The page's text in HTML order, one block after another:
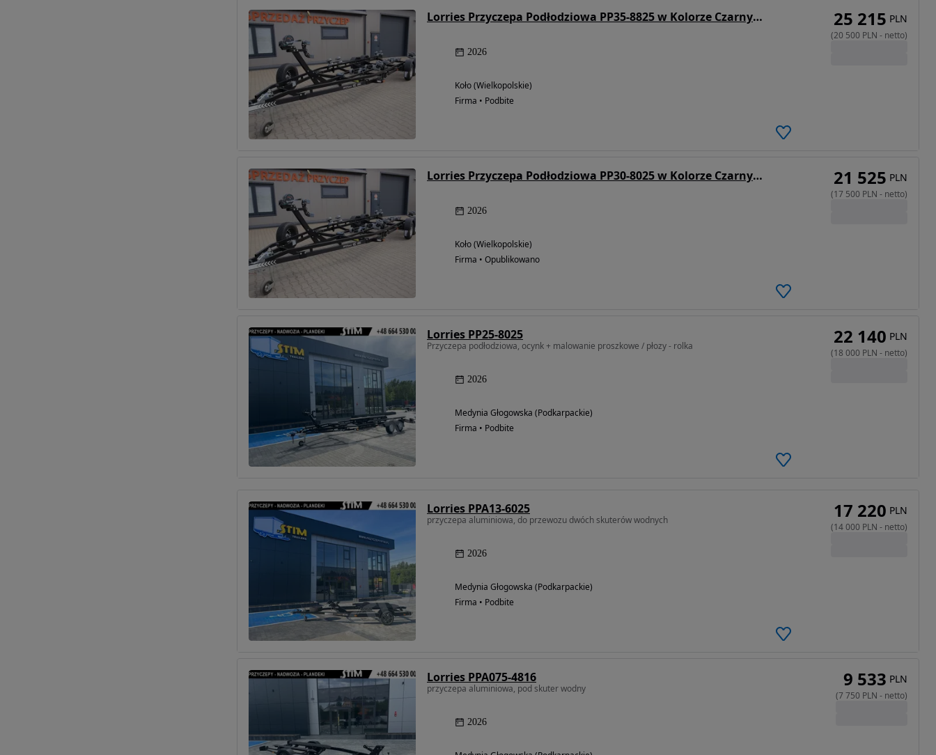
Lorries Przyczepa Podłodziowa PP35-8825 w Kolorze Czarnym Do Łodzi Max 8.6 M DMC 3500 kg Tylne Lampy LED
2026
Koło (Wielkopolskie)
Firma • Podbite
25 215 PLN
(20 500 PLN - netto)
Lorries Przyczepa Podłodziowa PP30-8025 w Kolorze Czarnym Do Łodzi Max 7,8 M DMC 3000 kg Tylne Lampy LED
2026
Koło (Wielkopolskie)
Firma • Opublikowano
21 525 PLN
(17 500 PLN - netto)
Lorries PP25-8025
Przyczepa podłodziowa, ocynk + malowanie proszkowe / płozy - rolka
2026
Medynia Głogowska (Podkarpackie)
Firma • Podbite
22 140 PLN
(18 000 PLN - netto)
Lorries PPA13-6025
przyczepa aluminiowa, do przewozu dwóch skuterów wodnych
2026
Medynia Głogowska (Podkarpackie)
Firma • Podbite
17 220 PLN
(14 000 PLN - netto)
Lorries PPA075-4816
przyczepa aluminiowa, pod skuter wodny
2026
9 533 PLN
(7 750 PLN - netto)